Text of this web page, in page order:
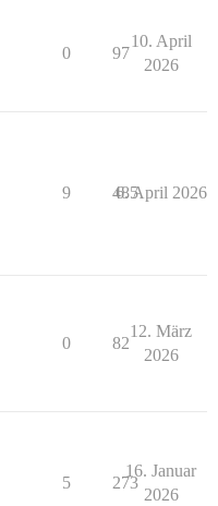
0 97
10. April
2026
9 485
6. April 2026
0 82
12. März
2026
5 273
16. Januar
2026